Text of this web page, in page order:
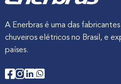
A Enerbras é uma das
chuveiros elétricos no Brasil, e
países.